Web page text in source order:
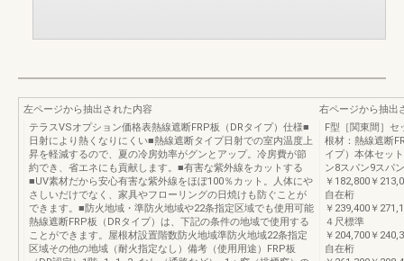
左ページから抽出された内容
テラスVSオプション価格表熱線遮断FRP板（DRタイプ）仕様■
日射により熱くなりにくい■熱線遮断タイプ日射での室内温度上
昇を軽減するので、夏の冷房効率がグンとアップ。冷房費が節
約でき、省エネにも貢献します。■有害な紫外線をカットする
■UV素材だから安心有害な紫外線をほぼ100％カット。人体にや
さしいだけでなく、家具やフローリングの日焼けも防ぐことが
できます。■防火地域・準防火地域や22条指定区域でも使用可能
熱線遮断FRP板（DRタイプ）は、下記の条件の地域で使用する
ことができます。屋根材設置階数防火地域準防火地域22条指定
区域その他の地域（耐火指定なし）備考（使用用途）FRP板
右ページから抽出
F型［関東間］
根材：熱線遮断
イプ）本体セッ
ン8スパン9スパ
￥182,800￥
自在桁
￥239,400￥
４尺標準
￥204,700￥
自在桁